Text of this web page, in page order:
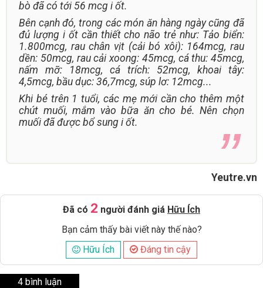
bò đã có tới 56 mcg i ốt.
Bên cạnh đó, trong các món ăn hàng ngày cũng đã
đủ lượng i ốt cần thiết cho não trẻ như: Tảo biển:
1.800mcg, rau chân vịt (cải bó xôi): 164mcg, rau
dền: 50mcg, rau cải xoong: 45mcg, cá thu: 45mcg,
nấm mỡ: 18mcg, cá trích: 52mcg, khoai tây:
4,5mcg, bầu dục: 36,7mcg, súp lơ: 12mcg...
Khi bé trên 1 tuổi, các mẹ mới cần cho thêm một
chút muối, mắm vào bữa ăn cho bé. Nên chọn
muối đã được bổ sung i ốt.
Yeutre.vn
Đã có 2 người đánh giá Hữu Ích
Bạn cảm thấy bài viết này thế nào?
Hữu Ích
Đáng tin cậy
4 bình luận